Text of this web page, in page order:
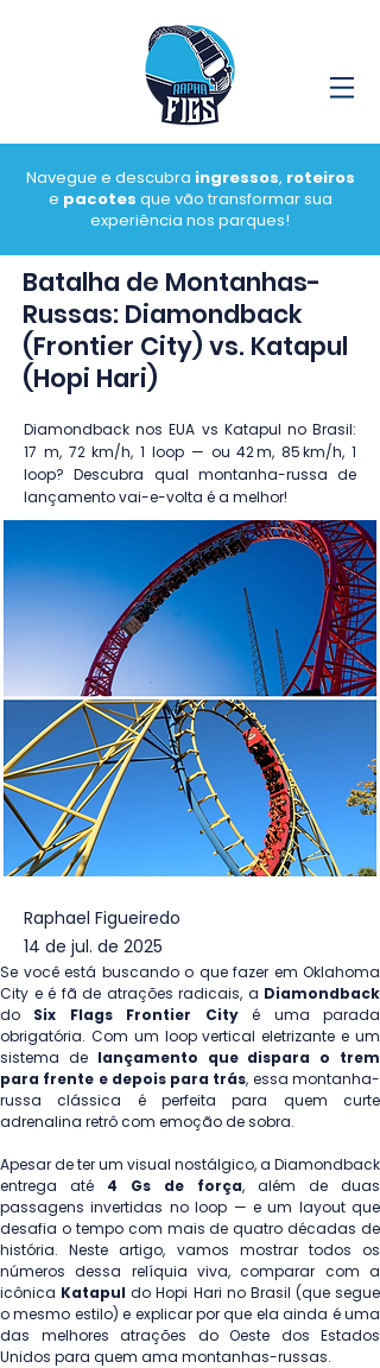
Navegue e descubra ingressos, roteiros
e pacotes que vão transformar sua
experiência nos parques!
Batalha de Montanhas-
Russas: Diamondback
(Frontier City) vs. Katapul
(Hopi Hari)
Diamondback nos EUA vs Katapul no Brasil:
17 m, 72 km/h, 1 loop — ou 42 m, 85 km/h, 1
loop? Descubra qual montanha-russa de
lançamento vai-e-volta é a melhor!
Raphael Figueiredo
14 de jul. de 2025
Se você está buscando o que fazer em Oklahoma
City e é fã de atrações radicais, a
do Six Flags Frontier City é uma parada
obrigatória. Com um loop vertical eletrizante e um
sistema de lançamento que dispara o trem
para frente e depois para trás, essa montanha-
russa clássica é perfeita para quem curte
adrenalina retrô com emoção de sobra.
Apesar de ter um visual nostálgico, a Diamondback
entrega até 4 Gs de força, além de duas
passagens invertidas no loop — e um layout que
desafia o tempo com mais de quatro décadas de
história. Neste artigo, vamos mostrar todos os
números dessa relíquia viva, comparar com a
icônica Katapul do Hopi Hari no Brasil (que segue
o mesmo estilo) e explicar por que ela ainda é uma
das melhores atrações do Oeste dos Estados
Unidos para quem ama montanhas-russas.